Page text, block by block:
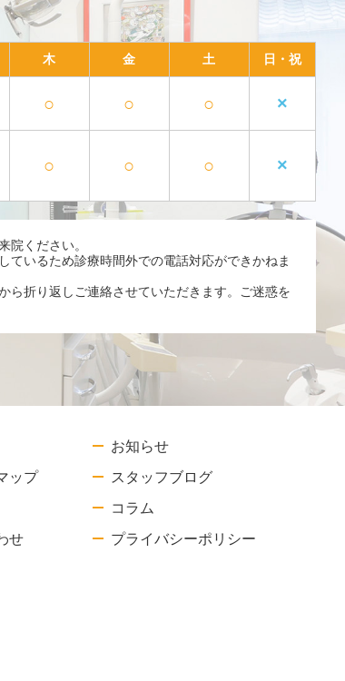
木 金 土 日・祝
○ ○ ○ ×
○ ○ ○ ×
院ください。
ているため診療時間外での電話対応ができかねま
ら折り返しご連絡させていただきます。ご迷惑を
ップ
せ
お知らせ
スタッフブログ
コラム
プライバシーポリシー